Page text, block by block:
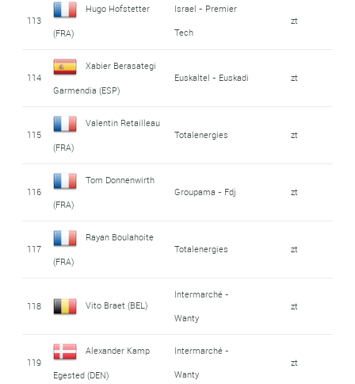
113
Hugo Hofstetter
(FRA)
Israel - Premier
Tech
zt
114
Xabier Berasategi
Garmendia (ESP)
Euskaltel - Euskadi zt
115
Valentin Retailleau
(FRA)
Totalenergies zt
116
Tom Donnenwirth
(FRA)
Groupama - Fdj zt
117
Rayan Boulahoite
(FRA)
Totalenergies zt
118 Vito Braet (BEL)
Intermarché -
Wanty
zt
119
Alexander Kamp
Egested (DEN)
Intermarché -
Wanty
zt